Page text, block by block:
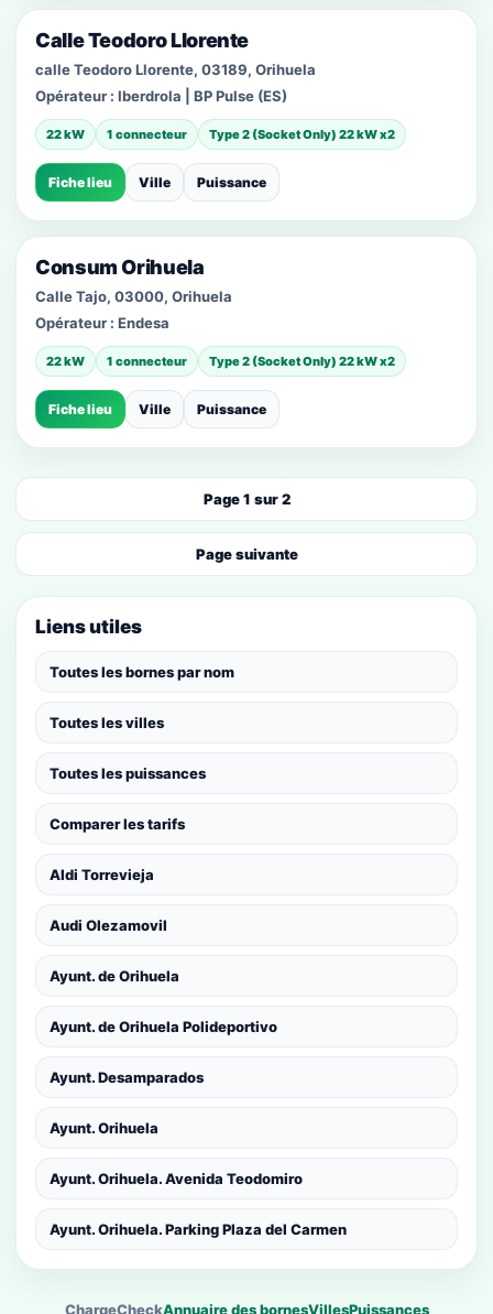
Calle Teodoro Llorente
calle Teodoro Llorente, 03189, Orihuela
Opérateur : Iberdrola | BP Pulse (ES)
22 kW 1 connecteur Type 2 (Socket Only) 22 kW x2
Fiche lieu Ville Puissance
Consum Orihuela
Calle Tajo, 03000, Orihuela
Opérateur : Endesa
22 kW 1 connecteur Type 2 (Socket Only) 22 kW x2
Fiche lieu Ville Puissance
Page 1 sur 2
Page suivante
Liens utiles
Toutes les bornes par nom
Toutes les villes
Toutes les puissances
Comparer les tarifs
Aldi Torrevieja
Audi Olezamovil
Ayunt. de Orihuela
Ayunt. de Orihuela Polideportivo
Ayunt. Desamparados
Ayunt. Orihuela
Ayunt. Orihuela. Avenida Teodomiro
Ayunt. Orihuela. Parking Plaza del Carmen
ChargeCheckAnnuaire des bornesVillesPuissances